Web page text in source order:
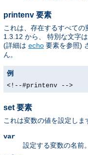
printenv 要素
これは、存在するすべて
1.3.12 から、 特別な文字
(詳細は echo 要素を参照)
ん。
例
<!--#printenv -->
set 要素
これは変数の値を設定しま
var
設定する変数の名前。